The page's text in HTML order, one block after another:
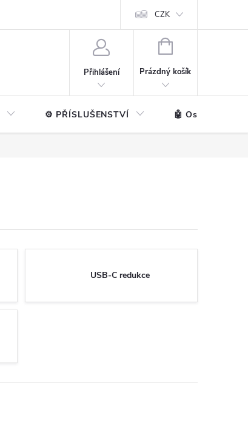
CZK
Přihlášení
NÁKUPNÍ
Prázdný košík
⚙️ PŘÍSLUŠENSTVÍ 🤖 Ostatní
USB-C redukce